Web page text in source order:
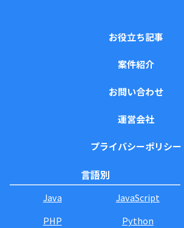
お役立ち記事
案件紹介
お問い合わせ
運営会社
プライバシーポリシー
言語別
Java
JavaScript
PHP
Python